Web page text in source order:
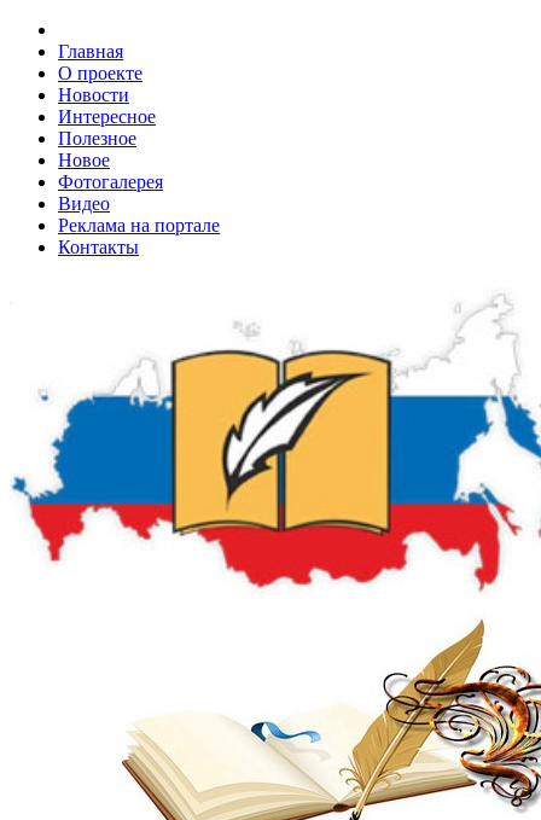
Главная
О проекте
Новости
Интересное
Полезное
Новое
Фотогалерея
Видео
Реклама на портале
Контакты